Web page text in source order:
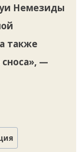
Немезиды
также
—